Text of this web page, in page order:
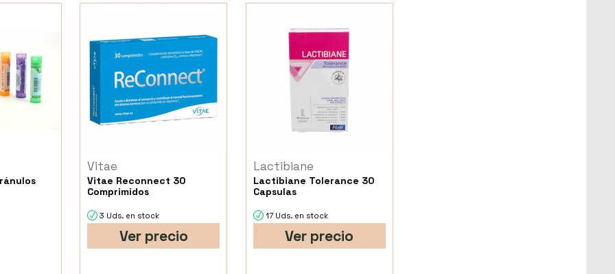
Vitae
Vitae Reconnect 30
Comprimidos
3 Uds. en stock
Ver precio
Lactibiane
Lactibiane Tolerance 30
Capsulas
17 Uds. en stock
Ver precio